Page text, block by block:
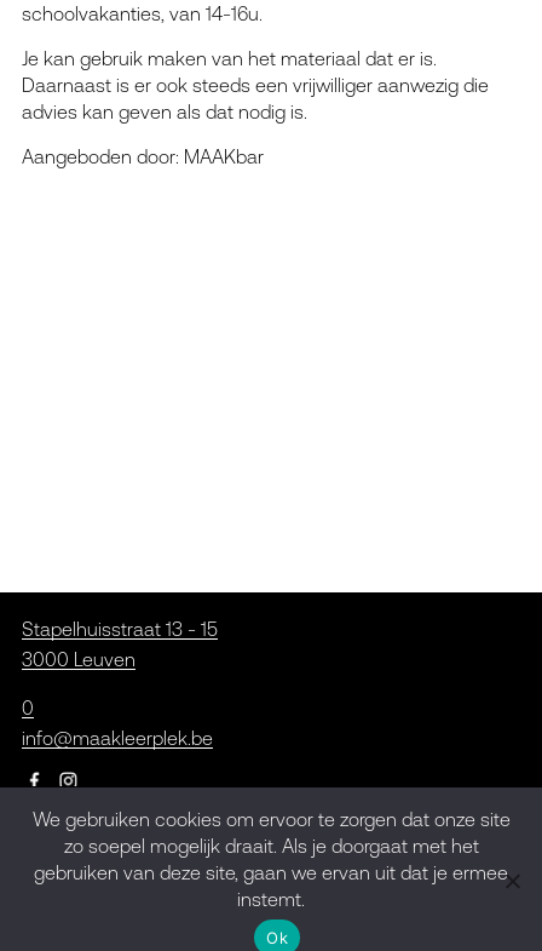
schoolvakanties, van 14-16u.
Je kan gebruik maken van het materiaal dat er is.
Daarnaast is er ook steeds een vrijwilliger aanwezig die
advies kan geven als dat nodig is.
Aangeboden door: MAAKbar
Stapelhuisstraat 13 - 15
3000 Leuven
0
info@maakleerplek.be
Inschrijven op de
We gebruiken cookies om ervoor te zorgen dat onze site
zo soepel mogelijk draait. Als je doorgaat met het
gebruiken van deze site, gaan we ervan uit dat je ermee
instemt.
Ok